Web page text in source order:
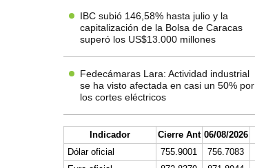
IBC subió 146,58% hasta julio y la
capitalización de la Bolsa de Caracas
superó los US$13.000 millones
Fedecámaras Lara: Actividad industrial
se ha visto afectada en casi un 50% por
los cortes eléctricos
Indicador Cierre Ant 06/08/2026
Dólar oficial
755.9001
756.7083